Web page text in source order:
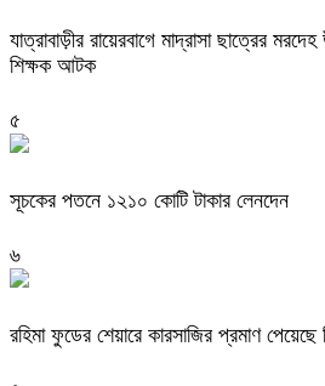
যাত্রাবাড়ীর রায়েরবাগে মাদ্রাসা ছাত্রের
শিক্ষক আটক
৫
সূচকের পতনে ১২১০ কোটি টাকার লেনদেন
৬
রহিমা ফুডের শেয়ারে কারসাজির প্রমাণ পেয়েছে